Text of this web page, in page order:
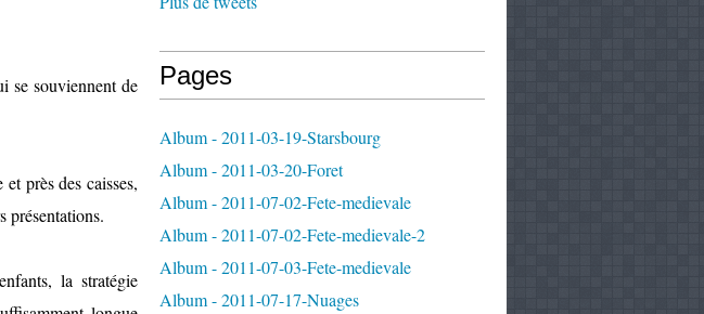
se souviennent de
près des caisses,
présentations.
la stratégie
Pages
Album - 2011-03-19-Starsbourg
Album - 2011-03-20-Foret
Album - 2011-07-02-Fete-medievale
Album - 2011-07-02-Fete-medievale-2
Album - 2011-07-03-Fete-medievale
Album - 2011-07-17-Nuages